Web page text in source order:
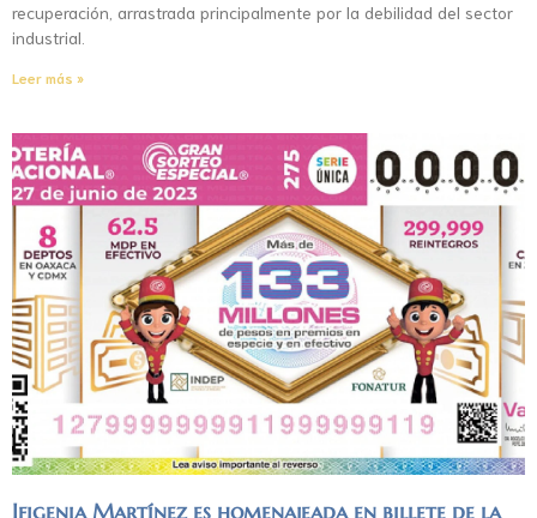
recuperación, arrastrada principalmente por la debilidad del sector
industrial.
Leer más »
Ifigenia Martínez es homenajeada en billete de la